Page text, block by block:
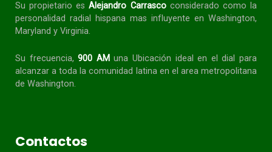
Su propietario esAlejandro Carrascoconsiderado como la
personalidad radial
hispana mas influyente en Washington,
Maryland y Virginia.
Su frecuencia, 900 AM una Ubicación ideal en el dial para
alcanzar a toda lacomunidad latina en el area metropolitana
de Washington.
Contactos